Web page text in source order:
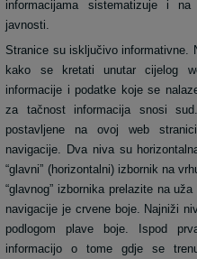
informacijama sistematizuje i
javnosti.
Stranice su isključivo informativne.
kako se kretati unutar cijelog
informacije i podatke koje se
za tačnost informacija snosi
postavljene na ovoj web
navigacije. Dva niva su
“glavni” (horizontalni) izbornik na
“glavnog” izbornika prelazite na
navigacije je crvene boje. Najniži
podlogom plave boje. Ispod
informacijo o tome gdje se